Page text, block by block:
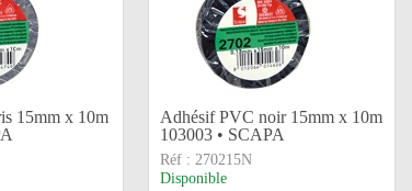
15mm x 10m
Adhésif PVC noir 15mm x 10m
103003 • SCAPA
Réf : 270215N
Disponible